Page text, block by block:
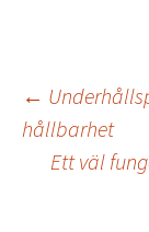
←
hållbarhet
Ett väl